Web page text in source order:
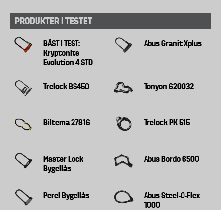
PRODUKTER I TESTET
BÄST I TEST:
Kryptonite
Evolution 4 STD
Abus Granit Xplus
Trelock BS450 Tonyon 620032
Biltema 27816 Trelock PK 515
Master Lock
Bygellås
Abus Bordo 6500
Perel Bygellås
Abus Steel-O-Flex
1000